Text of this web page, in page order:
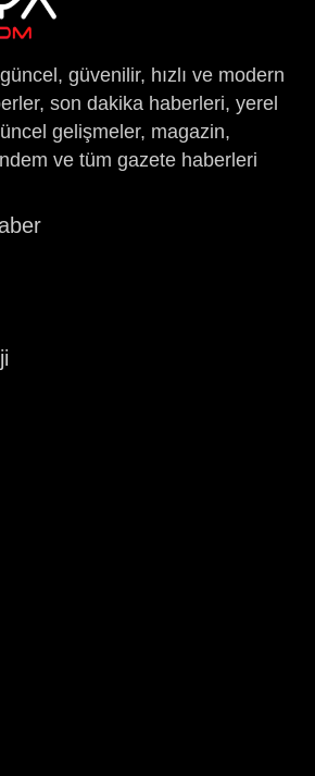
güvenilir, hızlı ve modern
son dakika haberleri, yerel
gelişmeler, magazin,
ve tüm gazete haberleri